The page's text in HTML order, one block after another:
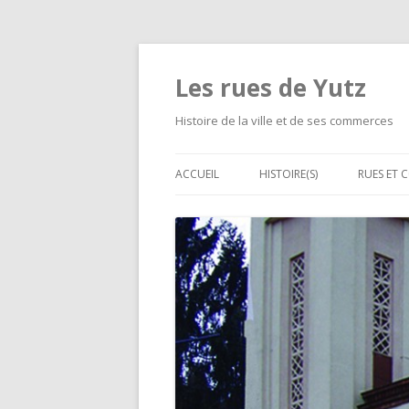
Les rues de Yutz
Histoire de la ville et de ses commerces
ACCUEIL HISTOIRE(S)
CORMONTAIGNE
SÉPARATIONS ET FUSIONS DES
VILLAGES
LE CHEMIN DE FER À YUTZ
LES ÉVÉNEMENTS
LES HABITATIONS
RUES ET
LES
RUE